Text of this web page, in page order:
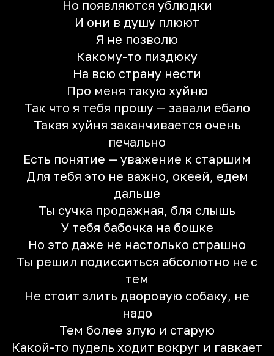
Но появляются ублюдки
И они в душу плюют
Я не позволю
Какому-то пиздюку
На всю страну нести
Про меня такую хуйню
Так что я тебя прошу — завали ебало
Такая хуйня заканчивается очень
печально
Есть понятие — уважение к старшим
Для тебя это не важно, океей, едем
дальше
Ты сучка продажная, бля слышь
У тебя бабочка на бошке
Но это даже не настолько страшно
Ты решил подисситься абсолютно не с
тем
Не стоит злить дворовую собаку, не
надо
Тем более злую и старую
Какой-то пудель ходит вокруг и гавкает